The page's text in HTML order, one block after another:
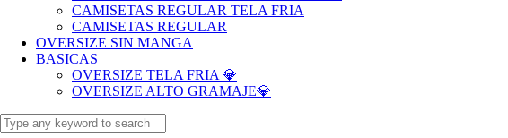
CAMISETAS REGULAR TELA FRIA
CAMISETAS REGULAR
OVERSIZE SIN MANGA
BASICAS
OVERSIZE TELA FRIA 💎
OVERSIZE ALTO GRAMAJE💎